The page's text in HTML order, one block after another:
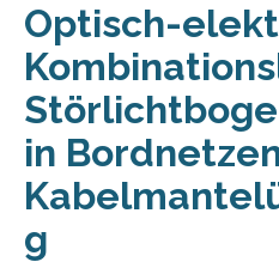
Optisch-
in
g